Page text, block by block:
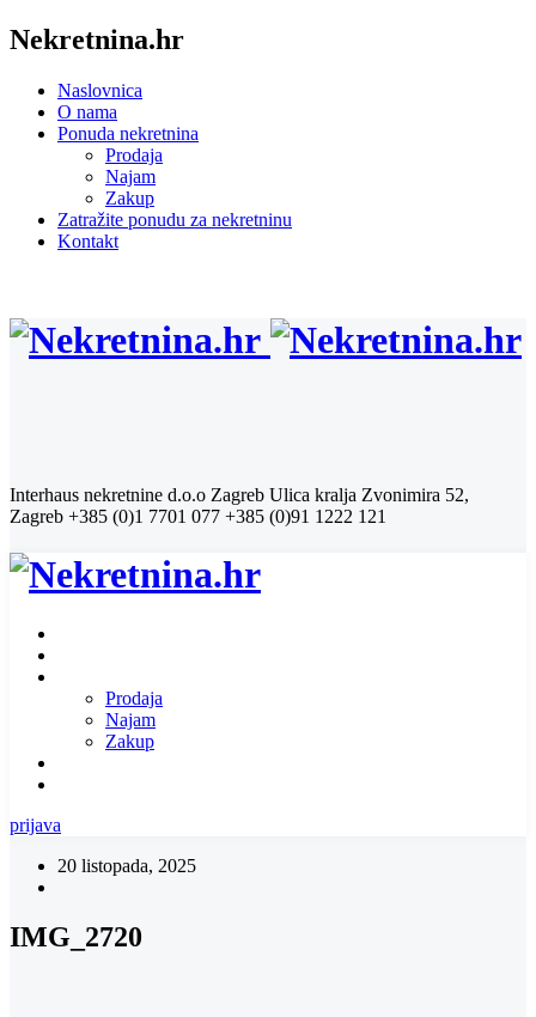
Nekretnina.hr
Naslovnica
O nama
Ponuda nekretnina
Prodaja
Najam
Zakup
Zatražite ponudu za nekretninu
Kontakt
Interhaus nekretnine d.o.o Zagreb Ulica kralja Zvonimira 52,
Zagreb +385 (0)1 7701 077 +385 (0)91 1222 121
Prodaja
Najam
Zakup
prijava
20 listopada, 2025
IMG_2720